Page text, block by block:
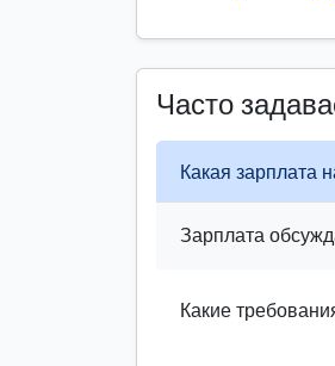
Часто
Какая зарплата
Зарплата
Какие